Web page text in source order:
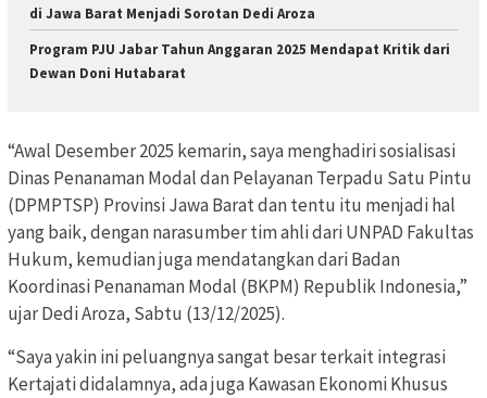
di Jawa Barat Menjadi Sorotan Dedi Aroza
Program PJU Jabar Tahun Anggaran 2025 Mendapat Kritik dari
Dewan Doni Hutabarat
“Awal Desember 2025 kemarin, saya menghadiri sosialisasi
Dinas Penanaman Modal dan Pelayanan Terpadu Satu Pintu
(DPMPTSP) Provinsi Jawa Barat dan tentu itu menjadi hal
yang baik, dengan narasumber tim ahli dari UNPAD Fakultas
Hukum, kemudian juga mendatangkan dari Badan
Koordinasi Penanaman Modal (BKPM) Republik Indonesia,”
ujar Dedi Aroza, Sabtu (13/12/2025).
“Saya yakin ini peluangnya sangat besar terkait integrasi
Kertajati didalamnya, ada juga Kawasan Ekonomi Khusus